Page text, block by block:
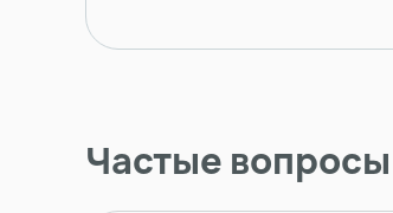
Частые вопросы